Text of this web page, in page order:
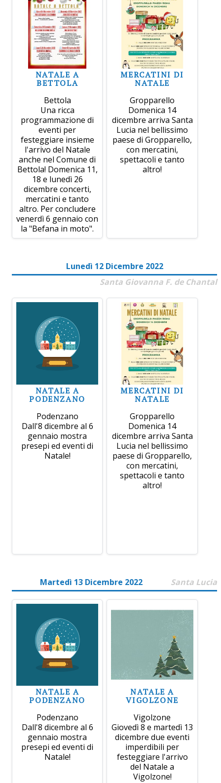
NATALE A
BETTOLA
Bettola
Una ricca
programmazione di
eventi per
festeggiare insieme
l'arrivo del Natale
anche nel Comune di
Bettola! Domenica 11,
18 e lunedì 26
dicembre concerti,
mercatini e tanto
altro. Per concludere
venerdì 6 gennaio con
la "Befana in moto".
MERCATINI DI
NATALE
Gropparello
Domenica 14
dicembre arriva Santa
Lucia nel bellissimo
paese di Gropparello,
con mercatini,
spettacoli e tanto
altro!
Lunedì 12 Dicembre 2022
Santa Giovanna F. de Chantal
NATALE A
PODENZANO
Podenzano
Dall'8 dicembre al 6
gennaio mostra
presepi ed eventi di
Natale!
MERCATINI DI
NATALE
Gropparello
Domenica 14
dicembre arriva Santa
Lucia nel bellissimo
paese di Gropparello,
con mercatini,
spettacoli e tanto
altro!
Martedì 13 Dicembre 2022 Santa Lucia
NATALE A
PODENZANO
Podenzano
Dall'8 dicembre al 6
gennaio mostra
presepi ed eventi di
Natale!
NATALE A
VIGOLZONE
Vigolzone
Giovedì 8 e martedì 13
dicembre due eventi
imperdibili per
festeggiare l'arrivo
del Natale a
Vigolzone!